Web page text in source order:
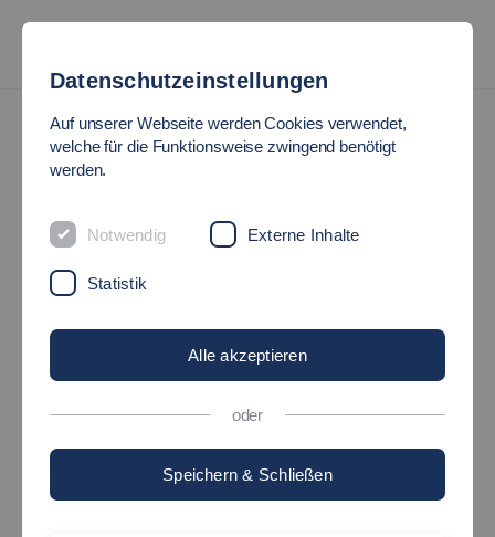
ZEITZEUGIN ZU GAST
und Pflege
Datenschutzeinstellungen
Auf unserer Webseite werden Cookies verwendet,
welche für die Funktionsweise zwingend benötigt
werden.
Notwendig Externe Inhalte
Statistik
Alle akzeptieren
oder
Speichern & Schließen